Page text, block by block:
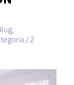
,
/ 2